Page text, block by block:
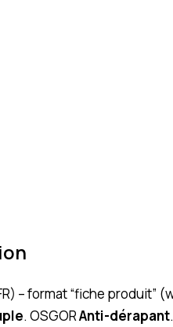
– format “fiche produit”
. OSGORAnti-dérapant